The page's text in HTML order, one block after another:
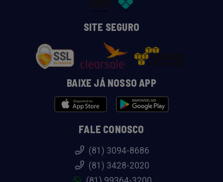
SITE SEGURO
BAIXE JÁ NOSSO APP
FALE CONOSCO
(81) 3094-8686
(81) 3428-2020